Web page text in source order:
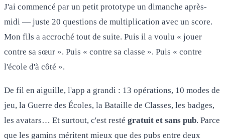
J'ai commencé par un petit prototype un dimanche après-
midi — juste 20 questions de multiplication avec un score.
Mon fils a accroché tout de suite. Puis il a voulu « jouer
contre sa sœur ». Puis « contre sa classe ». Puis « contre
l'école d'à côté ».
De fil en aiguille, l'app a grandi : 13 opérations, 10 modes de
jeu, la Guerre des Écoles, la Bataille de Classes, les badges,
les avatars… Et surtout, c'est resté gratuit et sans pub. Parce
que les gamins méritent mieux que des pubs entre deux